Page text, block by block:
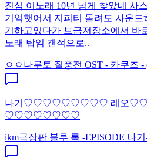
진심 이노래 10년 넘게 찾았네 사
기억햇어서 지피티 돌려도 사운
기하고있다가 브금저장소에서 바
노래 탑임 갠적으로..
ㅇㅇ 나루토 질풍전 OST - 카쿠즈
나기♡♡♡♡♡♡♡♡♡ 레오
♡♡♡♡♡♡♡♡
ikm극장판 블루 록 -EPISODE 나